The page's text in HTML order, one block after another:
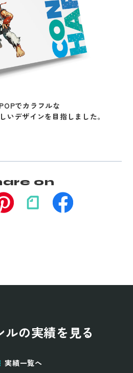
でカラフルな
いデザインを目指しました。
on
ルの実績を見る
実績一覧へ